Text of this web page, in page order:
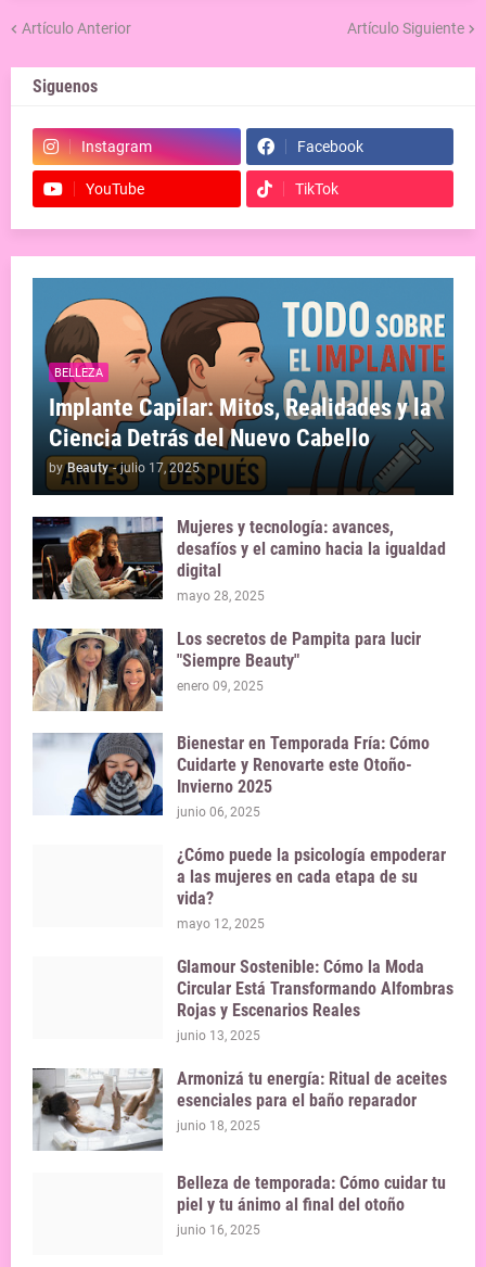
Artículo Anterior Artículo Siguiente
Siguenos
Instagram Facebook
YouTube TikTok
BELLEZA
Implante Capilar: Mitos, Realidades y la
Ciencia Detrás del Nuevo Cabello
by Beauty - julio 17, 2025
Mujeres y tecnología: avances,
desafíos y el camino hacia la igualdad
digital
mayo 28, 2025
Los secretos de Pampita para lucir
"Siempre Beauty"
enero 09, 2025
Bienestar en Temporada Fría: Cómo
Cuidarte y Renovarte este Otoño-
Invierno 2025
junio 06, 2025
¿Cómo puede la psicología empoderar
a las mujeres en cada etapa de su
vida?
mayo 12, 2025
Glamour Sostenible: Cómo la Moda
Circular Está Transformando Alfombras
Rojas y Escenarios Reales
junio 13, 2025
Armonizá tu energía: Ritual de aceites
esenciales para el baño reparador
junio 18, 2025
Belleza de temporada: Cómo cuidar tu
piel y tu ánimo al final del otoño
junio 16, 2025